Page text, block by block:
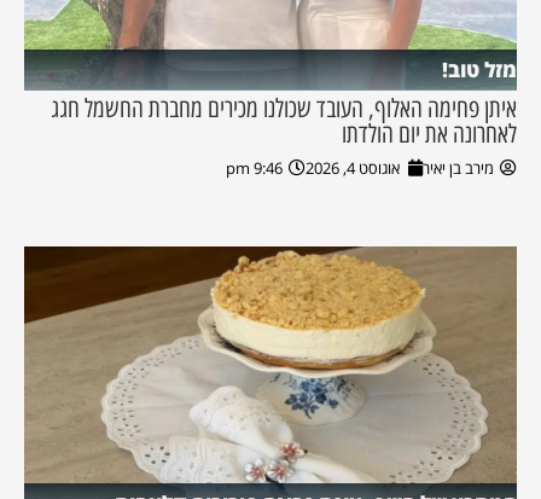
מזל טוב!
איתן פחימה האלוף, העובד שכולנו מכירים מחברת החשמל חגג
לאחרונה את יום הולדתו
מירב בן יאיר אוגוסט 4, 2026 9:46 pm